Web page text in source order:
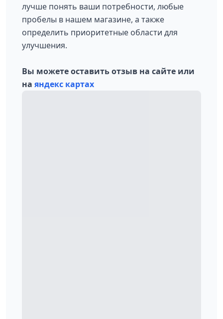
лучше понять ваши потребности, любые
пробелы в нашем магазине, а также
определить приоритетные области для
улучшения.
Вы можете оставить отзыв на сайте или
на яндекс картах